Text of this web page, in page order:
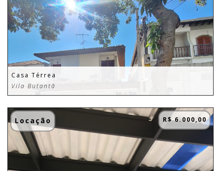
Casa Térrea
Vila Butantã
Locação R$ 6.000,00